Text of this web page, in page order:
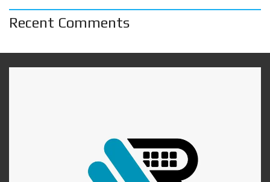
Recent Comments